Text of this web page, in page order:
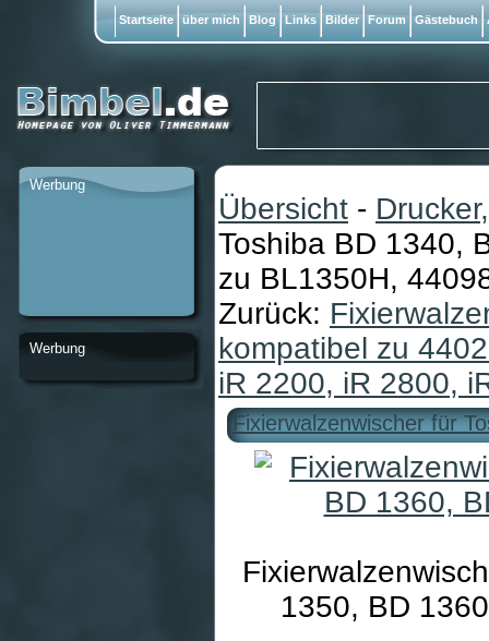
Übersicht -
Toshiba BD 1340,
zu BL1350H,
Zurück:
kompatibel zu
iR 2200, iR 2800,
Fixierwalzenwischer für
1350, BD
Werbung
Werbung
Startseite über mich Blog Links Bilder Forum Gästebuch